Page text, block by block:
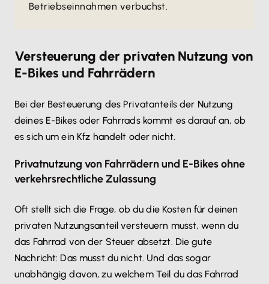
Betriebseinnahmen verbuchst.
Versteuerung der privaten Nutzung von
E-Bikes und Fahrrädern
Bei der Besteuerung des Privatanteils der Nutzung
deines E-Bikes oder Fahrrads kommt es darauf an, ob
es sich um ein Kfz handelt oder nicht.
Privatnutzung von Fahrrädern und E-Bikes ohne
verkehrsrechtliche Zulassung
Oft stellt sich die Frage, ob du die Kosten für deinen
privaten Nutzungsanteil versteuern musst, wenn du
das Fahrrad von der Steuer absetzt. Die gute
Nachricht: Das musst du nicht. Und das sogar
unabhängig davon, zu welchem Teil du das Fahrrad